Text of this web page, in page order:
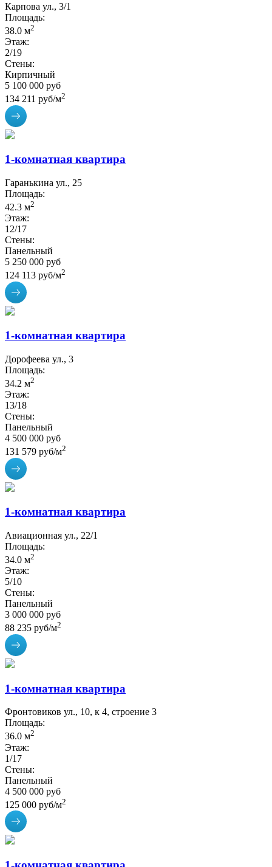
Карпова ул., 3/1
Площадь:
38.0 м2
Этаж:
2/19
Стены:
Кирпичный
5 100 000 руб
134 211 руб/м2
1-комнатная квартира
Гаранькина ул., 25
Площадь:
42.3 м2
Этаж:
12/17
Стены:
Панельный
5 250 000 руб
124 113 руб/м2
1-комнатная квартира
Дорофеева ул., 3
Площадь:
34.2 м2
Этаж:
13/18
Стены:
Панельный
4 500 000 руб
131 579 руб/м2
1-комнатная квартира
Авиационная ул., 22/1
Площадь:
34.0 м2
Этаж:
5/10
Стены:
Панельный
3 000 000 руб
88 235 руб/м2
1-комнатная квартира
Фронтовиков ул., 10, к 4, строение 3
Площадь:
36.0 м2
Этаж:
1/17
Стены:
Панельный
4 500 000 руб
125 000 руб/м2